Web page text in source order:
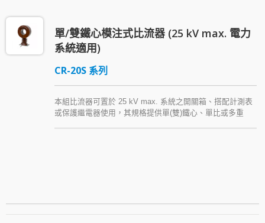
單/雙鐵心模注式比流器 (25 kV max. 電力
系統適用)
CR-20S 系列
本組比流器可置於 25 kV max. 系統之開關箱、搭配計測表
或保護繼電器使用，其規格提供單(雙)鐵心、單比或多重